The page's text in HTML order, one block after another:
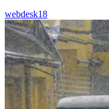
webdesk18